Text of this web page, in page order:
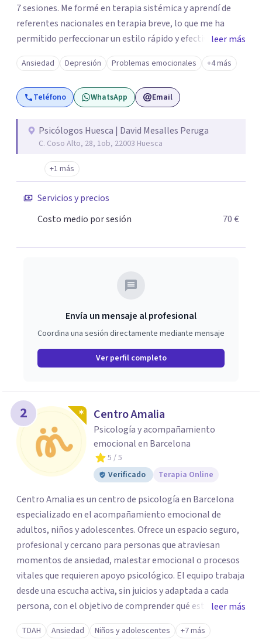
7 sesiones. Me formé en terapia sistémica y aprendí de
referentes nacionales en terapia breve, lo que me ha
permitido perfeccionar un estilo rápido y efectivo. No doy
rodeos ni alargo tratamientos innecesariamente; mi
compromiso es con tu bienestar. Si buscas un psicólogo
cercano, honesto y enfocado en resultados, estaré
encantado de acompañarte en este proceso.
leer más
Ansiedad Depresión Problemas emocionales +4 más
Teléfono WhatsApp Email
Psicólogos Huesca | David Mesalles Peruga
C. Coso Alto, 28, 1ob, 22003 Huesca
+1 más
Servicios y precios
Costo medio por sesión
70 €
Envía un mensaje al profesional
Coordina una sesión directamente mediante mensaje
Ver perfil completo
2 Centro Amalia
Psicología y acompañamiento
emocional en Barcelona
5 / 5
Verificado
Terapia Online
Centro Amalia es un centro de psicología en Barcelona
especializado en el acompañamiento emocional de
adultos, niños y adolescentes. Ofrece un espacio seguro,
profesional y cercano para personas que atraviesan
momentos de ansiedad, malestar emocional o procesos
vitales que requieren apoyo psicológico. El equipo trabaja
desde una escucha activa, sin juicios y adaptada a cada
persona, con el objetivo de comprender qué está
ocurriendo y facilitar herramientas para avanzar con
mayor equilibrio y bienestar. La intervención se realiza en
leer más
TDAH Ansiedad Niños y adolescentes +7 más